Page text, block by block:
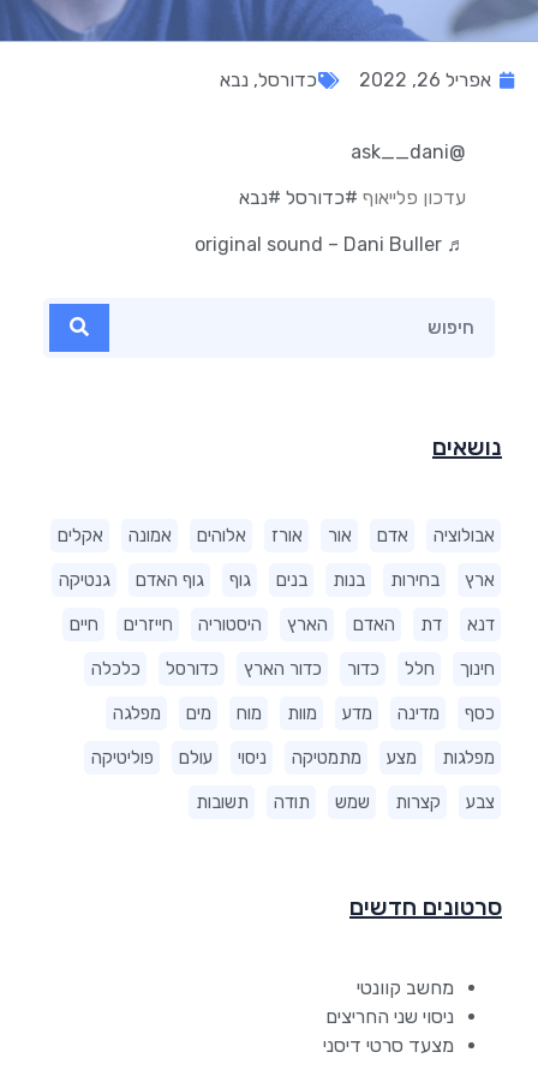
נושאים
אבולוציה אדם אור אורז אלוהים אמונה אקלים
ארץ בחירות בנות בנים גוף גוף האדם גנטיקה
דנא דת האדם הארץ היסטוריה חייזרים חיים
חינוך חלל כדור כדור הארץ כדורסל כלכלה
כסף מדינה מדע מוות מוח מים מפלגה
מפלגות מצע מתמטיקה ניסוי עולם פוליטיקה
צבע קצרות שמש תודה תשובות
סרטונים חדשים
מחשב קוונטי
ניסוי שני החריצים
מצעד סרטי דיסני
אפריל 26, 2022 כדורסל, נבא
@ask__dani
עדכון פלייאוף #כדורסל #נבא
♬ original sound – Dani Buller